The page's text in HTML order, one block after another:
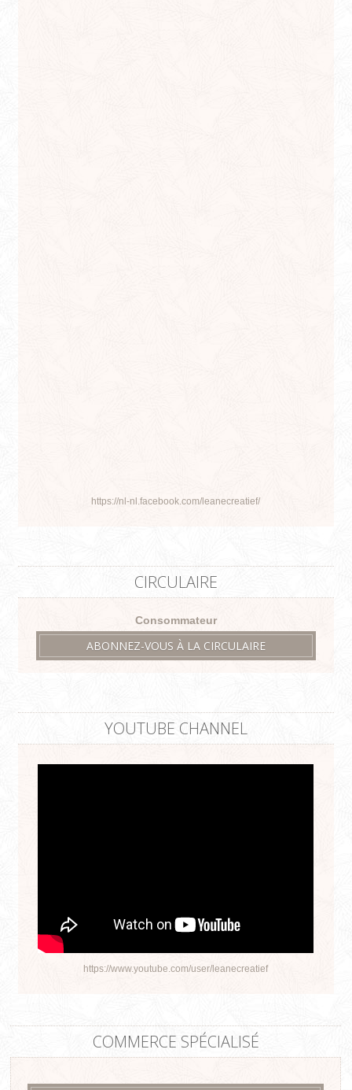
https://nl-nl.facebook.com/leanecreatief/
CIRCULAIRE
Consommateur
ABONNEZ-VOUS À LA CIRCULAIRE
YOUTUBE CHANNEL
https://www.youtube.com/user/leanecreatief
COMMERCE SPÉCIALISÉ